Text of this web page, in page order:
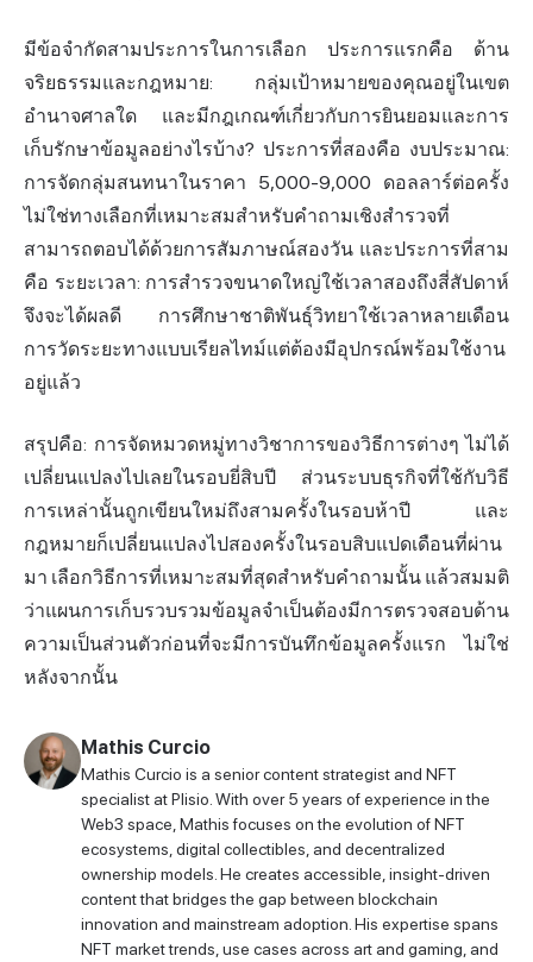
มีข้อจำกัดสามประการในการเลือก ประการแรกคือ ด้าน
จริยธรรมและกฎหมาย: กลุ่มเป้าหมายของคุณอยู่ในเขต
อำนาจศาลใด และมีกฎเกณฑ์เกี่ยวกับการยินยอมและการ
เก็บรักษาข้อมูลอย่างไรบ้าง? ประการที่สองคือ งบประมาณ:
การจัดกลุ่มสนทนาในราคา 5,000-9,000 ดอลลาร์ต่อครั้ง
ไม่ใช่ทางเลือกที่เหมาะสมสำหรับคำถามเชิงสำรวจที่
สามารถตอบได้ด้วยการสัมภาษณ์สองวัน และประการที่สาม
คือ ระยะเวลา: การสำรวจขนาดใหญ่ใช้เวลาสองถึงสี่สัปดาห์
จึงจะได้ผลดี การศึกษาชาติพันธุ์วิทยาใช้เวลาหลายเดือน
การวัดระยะทางแบบเรียลไทม์แต่ต้องมีอุปกรณ์พร้อมใช้งาน
อยู่แล้ว
สรุปคือ: การจัดหมวดหมู่ทางวิชาการของวิธีการต่างๆ ไม่ได้
เปลี่ยนแปลงไปเลยในรอบยี่สิบปี ส่วนระบบธุรกิจที่ใช้กับวิธี
การเหล่านั้นถูกเขียนใหม่ถึงสามครั้งในรอบห้าปี และ
กฎหมายก็เปลี่ยนแปลงไปสองครั้งในรอบสิบแปดเดือนที่ผ่าน
มา เลือกวิธีการที่เหมาะสมที่สุดสำหรับคำถามนั้น แล้วสมมติ
ว่าแผนการเก็บรวบรวมข้อมูลจำเป็นต้องมีการตรวจสอบด้าน
ความเป็นส่วนตัวก่อนที่จะมีการบันทึกข้อมูลครั้งแรก ไม่ใช่
หลังจากนั้น
Mathis Curcio
Mathis Curcio is a senior content strategist and NFT
specialist at Plisio. With over 5 years of experience in the
Web3 space, Mathis focuses on the evolution of NFT
ecosystems, digital collectibles, and decentralized
ownership models. He creates accessible, insight-driven
content that bridges the gap between blockchain
innovation and mainstream adoption. His expertise spans
NFT market trends, use cases across art and gaming, and